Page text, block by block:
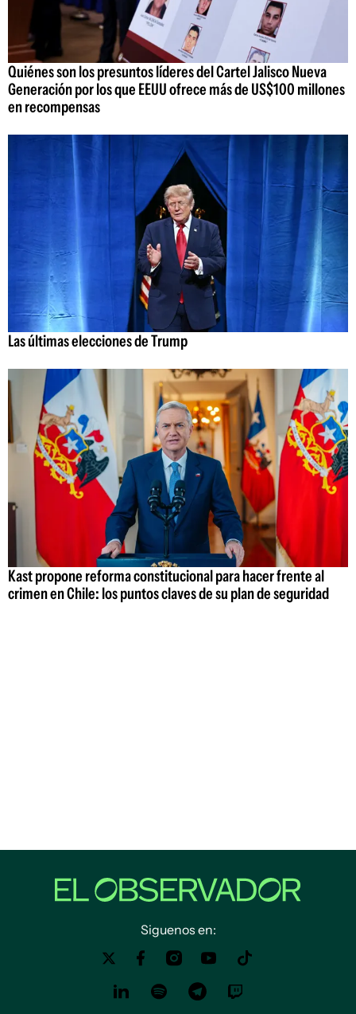
Quiénes son los presuntos líderes del Cartel Jalisco Nueva
Generación por los que EEUU ofrece más de US$100 millones
en recompensas
Las últimas elecciones de Trump
Kast propone reforma constitucional para hacer frente al
crimen en Chile: los puntos claves de su plan de seguridad
Siguenos en: